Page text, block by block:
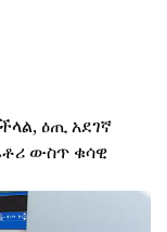
ዕጢ አደገኛ
ውስጥ ቁሳዊ